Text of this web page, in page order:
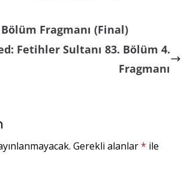
Fragmanı (Final)
Fetihler Sultanı 83. Bölüm 4.
Fragmanı
Gerekli alanlar* ile